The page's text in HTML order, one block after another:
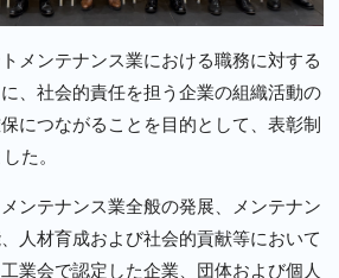
メンテナンス業における職務に対する
、社会的責任を担う企業の組織活動の
につながることを目的として、表彰制
た。
ンテナンス業全般の発展、メンテナン
人材育成および社会的貢献等において
業会で認定した企業、団体および個人